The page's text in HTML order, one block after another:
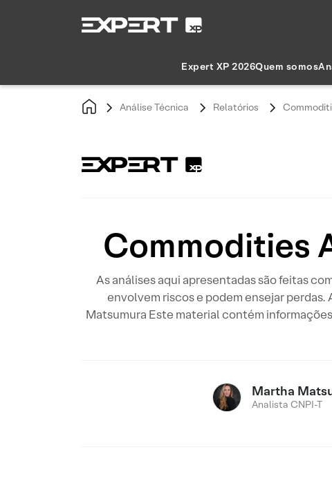
Expert XP 2026Quem somos
Análise Técnica Relatórios
Commodities
As análises aqui apresentadas são feitas
envolvem riscos e podem ensejar
Matsumura Este material contém
Martha
Analista CNPI-T